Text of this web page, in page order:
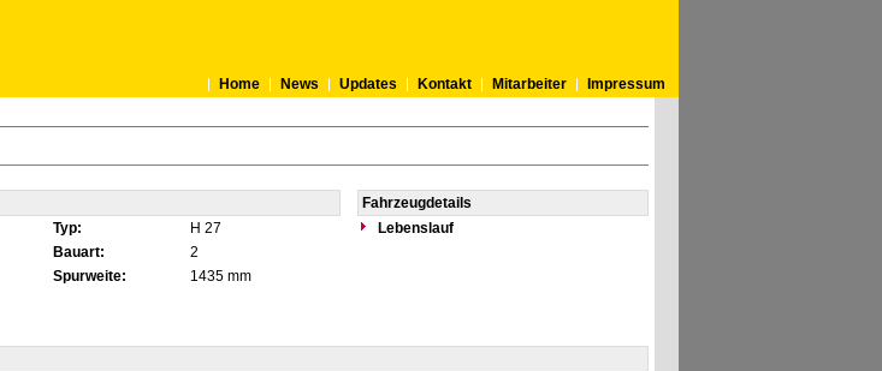
Home News Updates Kontakt Mitarbeiter
Impressum
Fahrzeugdetails
Typ: H 27
Lebenslauf
Bauart:
2
Spurweite: 1435 mm